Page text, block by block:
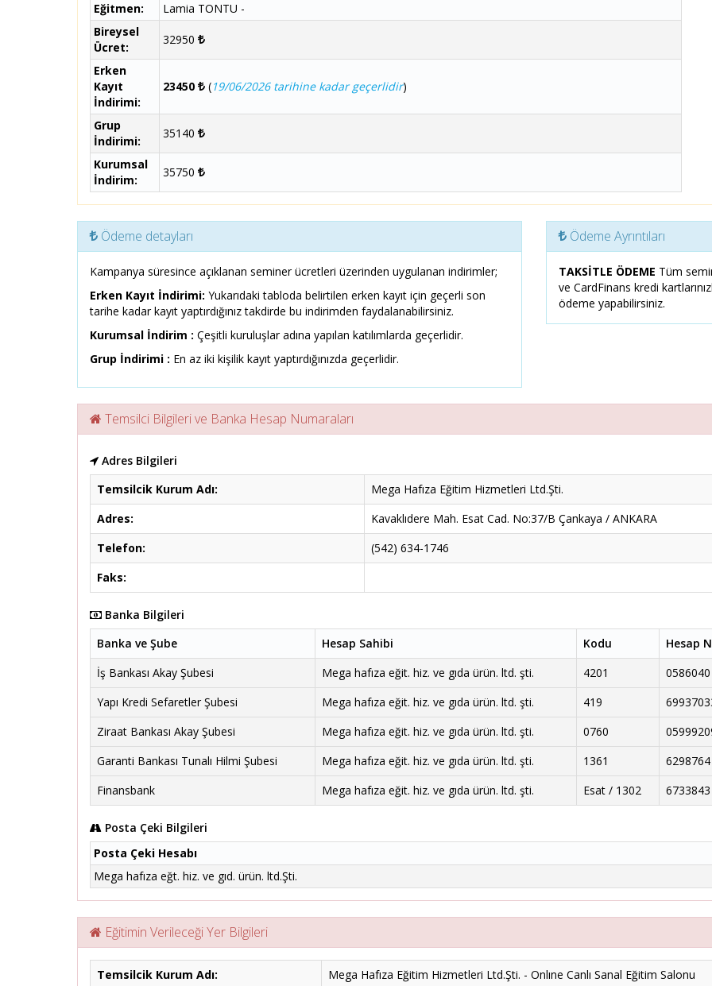
Eğitmen:
Lamia TONTU -
Bireysel
Ücret:
32950
Erken
Kayıt
İndirimi:
23450 (19/06/2026 tarihine kadar geçerlidir)
Grup
İndirimi:
35140
Kurumsal
İndirim:
35750
Ödeme detayları
Kampanya süresince açıklanan seminer ücretleri üzerinden uygulanan indirimler;
Erken Kayıt İndirimi: Yukarıdaki tabloda belirtilen erken kayıt için geçerli son
tarihe kadar kayıt yaptırdığınız takdirde bu indirimden faydalanabilirsiniz.
Kurumsal İndirim : Çeşitli kuruluşlar adına yapılan katılımlarda geçerlidir.
Grup İndirimi : En az iki kişilik kayıt yaptırdığınızda geçerlidir.
Ödeme Ayrıntıları
TAKSİTLE ÖDEME Tüm
ve CardFinans kredi
ödeme yapabilirsiniz.
Temsilci Bilgileri ve Banka Hesap Numaraları
Adres Bilgileri
Temsilcik Kurum Adı:
Mega Hafıza Eğitim Hizmetleri Ltd.Şti.
Adres:
Kavaklıdere Mah. Esat Cad. No:37/B Çankaya / ANKARA
Telefon:
(542) 634-1746
Faks:
Banka Bilgileri
Banka ve Şube
Hesap Sahibi Kodu Hesap
İş Bankası Akay Şubesi
Mega hafıza eğit. hiz. ve gıda ürün. ltd. şti. 4201 0586040
Yapı Kredi Sefaretler Şubesi
Mega hafıza eğit. hiz. ve gıda ürün. ltd. şti. 419
Ziraat Bankası Akay Şubesi
Mega hafıza eğit. hiz. ve gıda ürün. ltd. şti. 0760
Garanti Bankası Tunalı Hilmi Şubesi
Mega hafıza eğit. hiz. ve gıda ürün. ltd. şti. 1361 6298764
Finansbank
Mega hafıza eğit. hiz. ve gıda ürün. ltd. şti. Esat / 1302 6733843
Posta Çeki Bilgileri
Posta Çeki Hesabı
Mega hafıza eğt. hiz. ve gıd. ürün. ltd.Şti.
Eğitimin Verileceği Yer Bilgileri
Temsilcik Kurum Adı:
Mega Hafıza Eğitim Hizmetleri Ltd.Şti. - Onlıne Canlı Sanal Eğitim Salonu